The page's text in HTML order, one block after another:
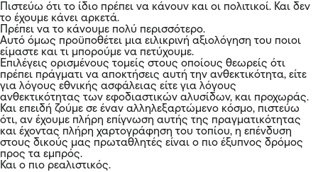
Πιστεύω ότι το ίδιο πρέπει να κάνουν και οι πολιτικοί. Και δεν
το έχουμε κάνει αρκετά.
Πρέπει να το κάνουμε πολύ περισσότερο.
Αυτό όμως προϋποθέτει μια ειλικρινή αξιολόγηση του ποιοι
είμαστε και τι μπορούμε να πετύχουμε.
Επιλέγεις ορισμένους τομείς στους οποίους θεωρείς ότι
πρέπει πράγματι να αποκτήσεις αυτή την ανθεκτικότητα, είτε
για λόγους εθνικής ασφάλειας είτε για λόγους
ανθεκτικότητας των εφοδιαστικών αλυσίδων, και προχωράς.
Και επειδή ζούμε σε έναν αλληλεξαρτώμενο κόσμο, πιστεύω
ότι, αν έχουμε πλήρη επίγνωση αυτής της πραγματικότητας
και έχοντας πλήρη χαρτογράφηση του τοπίου, η επένδυση
στους δικούς μας πρωταθλητές είναι ο πιο έξυπνος δρόμος
προς τα εμπρός.
Και ο πιο ρεαλιστικός.